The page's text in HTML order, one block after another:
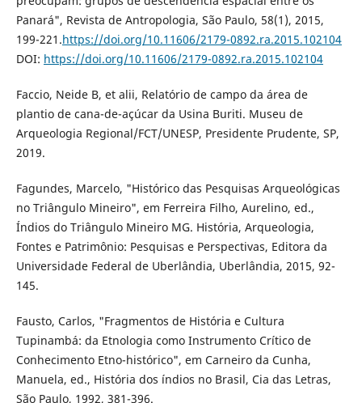
Panará", Revista de Antropologia, São Paulo, 58(1), 2015,
199-221.https://doi.org/10.11606/2179-0892.ra.2015.102104
DOI: https://doi.org/10.11606/2179-0892.ra.2015.102104
Faccio, Neide B, et alii, Relatório de campo da área de
plantio de cana-de-açúcar da Usina Buriti. Museu de
Arqueologia Regional/FCT/UNESP, Presidente Prudente, SP,
2019.
Fagundes, Marcelo, "Histórico das Pesquisas Arqueológicas
no Triângulo Mineiro", em Ferreira Filho, Aurelino, ed.,
Índios do Triângulo Mineiro MG. História, Arqueologia,
Fontes e Patrimônio: Pesquisas e Perspectivas, Editora da
Universidade Federal de Uberlândia, Uberlândia, 2015, 92-
145.
Fausto, Carlos, "Fragmentos de História e Cultura
Tupinambá: da Etnologia como Instrumento Crítico de
Conhecimento Etno-histórico", em Carneiro da Cunha,
Manuela, ed., História dos índios no Brasil, Cia das Letras,
São Paulo, 1992, 381-396.